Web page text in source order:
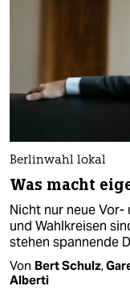
Berlinwahl lokal
Was macht
Nicht nur neue Vor-
und Wahlkreisen
stehen spannende
Von Bert Schulz,
Alberti